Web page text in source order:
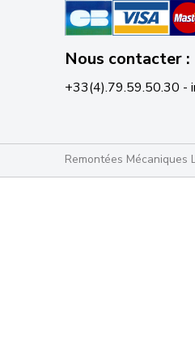
Nous contacter :
+33(4).79.59.50.30 -
Remontées Mécaniques